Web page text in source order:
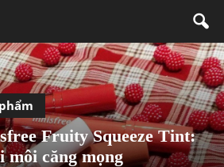
Fruity Squeeze Tint:
môi căng mọng